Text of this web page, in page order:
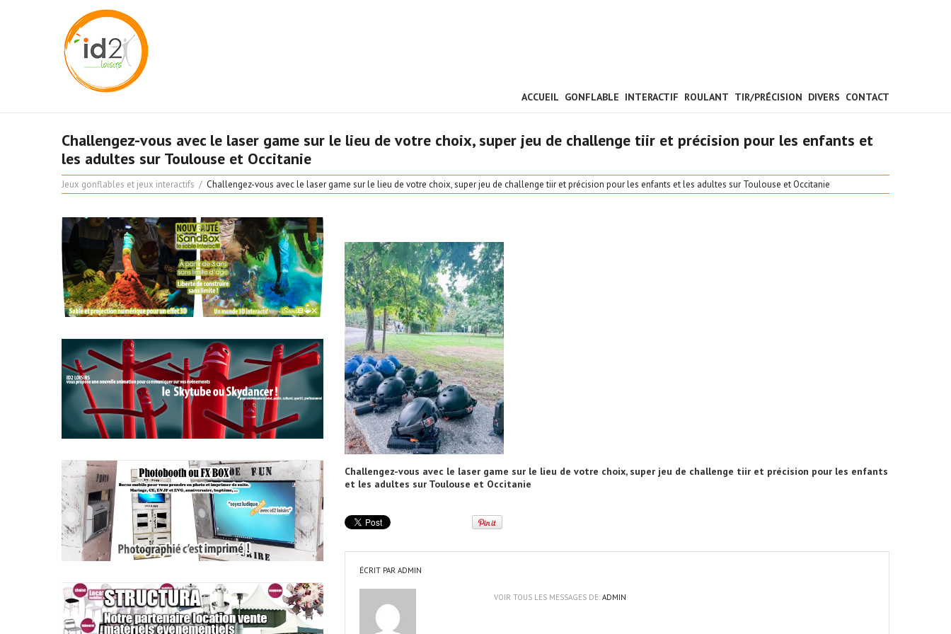
ACCUEIL GONFLABLE INTERACTIF ROULANT TIR/PRÉCISION DIVERS CONTACT
Challengez-vous avec le laser game sur le lieu de votre choix, super jeu de challenge tiir et précision pour les enfants et
les adultes sur Toulouse et Occitanie
Jeux gonflables et jeux interactifs Challengez-vous avec le laser game sur le lieu de votre choix, super jeu de challenge tiir et précision pour les enfants et les adultes sur Toulouse et Occitanie
Challengez-vous avec le laser game sur le lieu de votre choix, super jeu de challenge tiir et précision pour les enfants
et les adultes sur Toulouse et Occitanie
ÉCRIT PAR ADMIN
VOIR TOUS LES MESSAGES DE: ADMIN